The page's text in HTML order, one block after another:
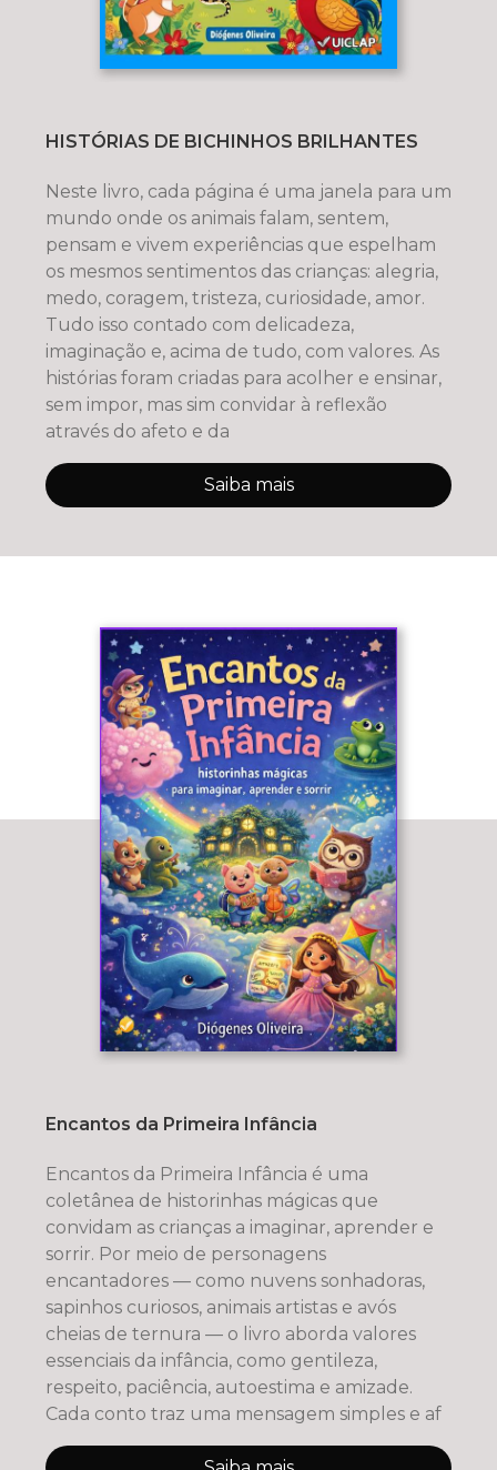
HISTÓRIAS DE BICHINHOS BRILHANTES
Neste livro, cada página é uma janela para um
mundo onde os animais falam, sentem,
pensam e vivem experiências que espelham
os mesmos sentimentos das crianças: alegria,
medo, coragem, tristeza, curiosidade, amor.
Tudo isso contado com delicadeza,
imaginação e, acima de tudo, com valores. As
histórias foram criadas para acolher e ensinar,
sem impor, mas sim convidar à reflexão
através do afeto e da
Saiba mais
Encantos da Primeira Infância
Encantos da Primeira Infância é uma
coletânea de historinhas mágicas que
convidam as crianças a imaginar, aprender e
sorrir. Por meio de personagens
encantadores — como nuvens sonhadoras,
sapinhos curiosos, animais artistas e avós
cheias de ternura — o livro aborda valores
essenciais da infância, como gentileza,
respeito, paciência, autoestima e amizade.
Cada conto traz uma mensagem simples e af